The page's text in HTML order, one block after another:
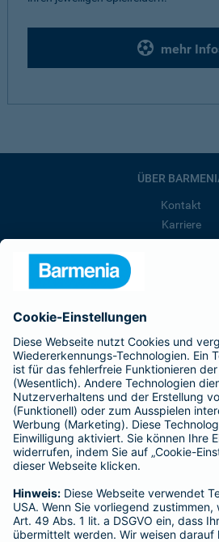
mehr
ÜBER
Kontakt
Karriere
Barmenia ist Teil der
BELIEBTE
Kranken-
Adresse
Schaden